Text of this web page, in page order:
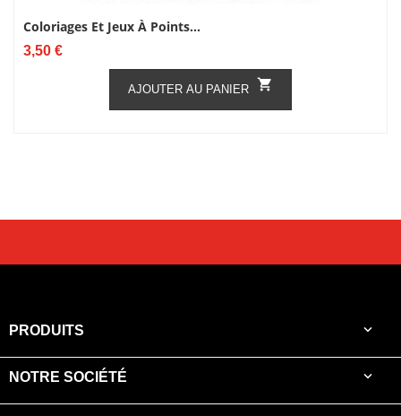
Coloriages Et Jeux À Points...
Prix
3,50 €
AJOUTER AU PANIER 
PRODUITS 
NOTRE SOCIÉTÉ 